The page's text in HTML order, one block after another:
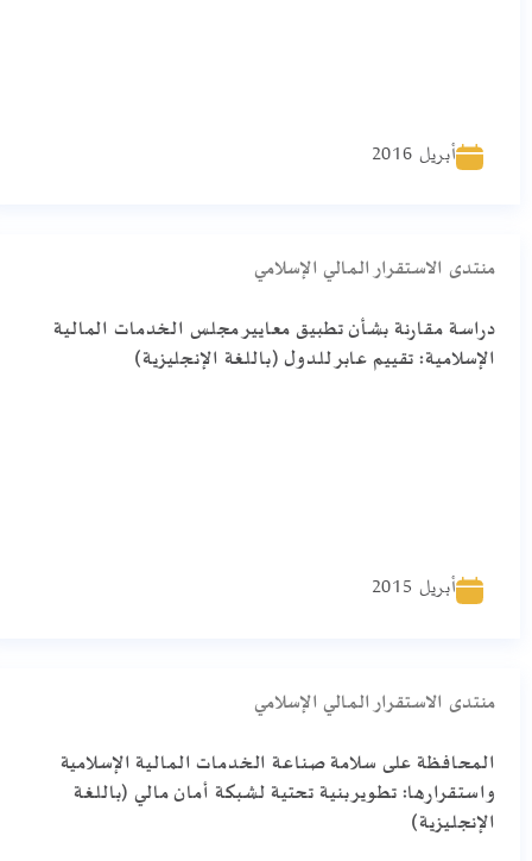
أبريل 2016
منتدى الاستقرار المالي الإسلامي
دراسة مقارنة بشأن تطبيق معايير مجلس الخدمات المالية
الإسلامية: تقييم عابر للدول (باللغة الإنجليزية)
أبريل 2015
منتدى الاستقرار المالي الإسلامي
المحافظة على سلامة صناعة الخدمات المالية الإسلامية
واستقرارها: تطوير بنية تحتية لشبكة أمان مالي (باللغة
الإنجليزية)